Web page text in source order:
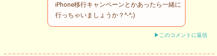
iPhone移行キャンペーンとかあったら一緒に
行っちゃいましょうか？^-^;)
▶このコメントに返信